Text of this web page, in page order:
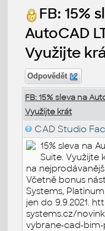
FB: 15%
AutoCAD
Využijte
Odpovědět
FB: 15% sleva na
Využijte krát
CAD Studio
15% sleva na
Suite.
na
Včetně bonus
Systems,
jen do 9.9.2021.
systems.cz/
vybrane-cad-